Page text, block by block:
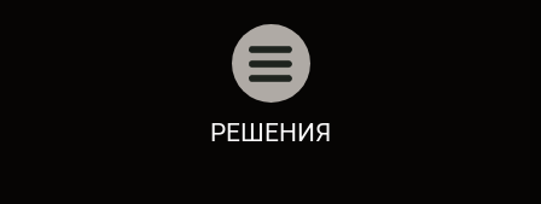
СЕЛЬСКОЕ ХОЗЯЙСТВО
РЕШЕНИЯ